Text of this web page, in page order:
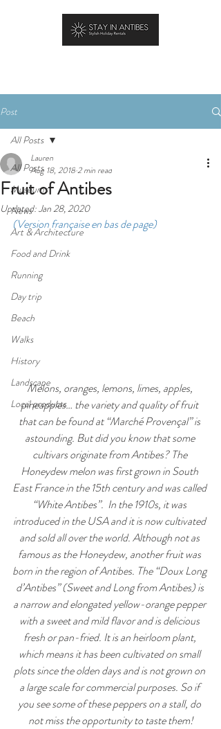
Post
All Posts
Museums
News
Art & Architecture
Food and Drink
Running
Day trip
Beach
Walks
History
Landscape
Local products
All Posts
Fruit of Antibes
Lauren
Aug 18, 20182 min read
Updated:Jan 28, 2020
(Version française en bas de page)
Melons, oranges, lemons, limes, apples,
pineapples… the variety and quality of fruit
that can be found at “Marché Provençal” is
astounding. But did you know that some
cultivars originate from Antibes? The
Honeydew melon was first grown in South
East France in the 15th century and was called
“White Antibes”.  In the 1910s, it was
introduced in the USA and it is now cultivated
and sold all over the world. Although not as
famous as the Honeydew, another fruit was
born in the region of Antibes. The “Doux Long
d’Antibes” (Sweet and Long from Antibes) is
a narrow and elongated yellow-orange pepper
with a sweet and mild flavor and is delicious
fresh or pan-fried. It is an heirloom plant,
which means it has been cultivated on small
plots since the olden days and is not grown on
a large scale for commercial purposes. So if
you see some of these peppers on a stall, do
not miss the opportunity to taste them!